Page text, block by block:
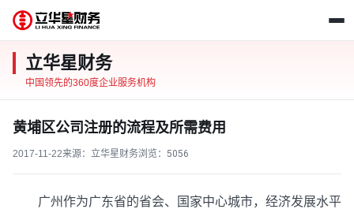
立华星财务
中国领先的360度企业服务机构
黄埔区公司注册的流程及所需费用
2017-11-22来源：立华星财务浏览： 5056
广州作为广东省的省会、国家中心城市，经济发展水平